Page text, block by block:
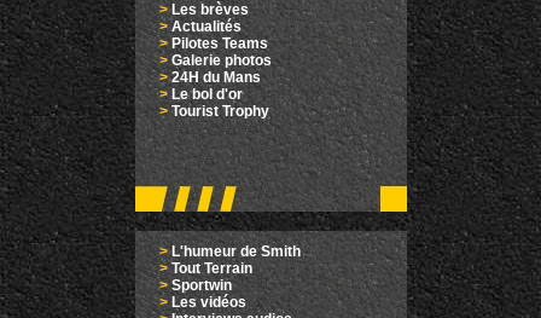
>Les brèves
> Actualités
> Pilotes Teams
>Galerie photos
>24H du Mans
>Le bol d'or
> Tourist Trophy
>L'humeur de Smith
> Tout Terrain
> Sportwin
> Les vidéos